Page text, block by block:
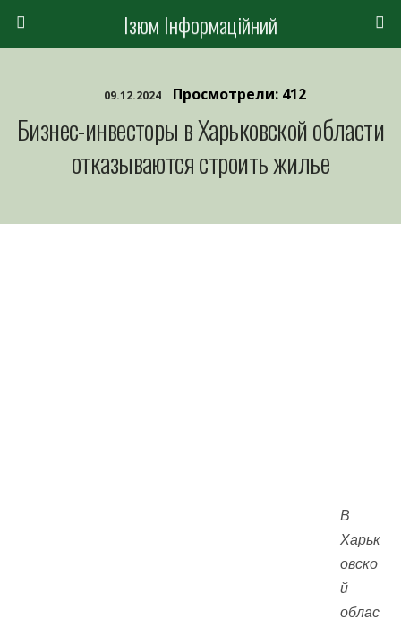
Ізюм Інформаційний
09.12.2024 Просмотрели: 412
Бизнес-инвесторы в Харьковской области
отказываются строить жилье
В
Харьк
овско
й
облас